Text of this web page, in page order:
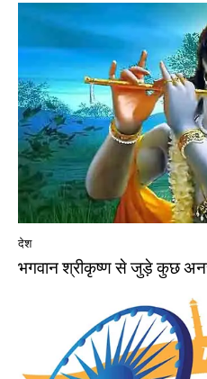
देश
भगवान श्रीकृष्‍ण से जुड़े कुछ